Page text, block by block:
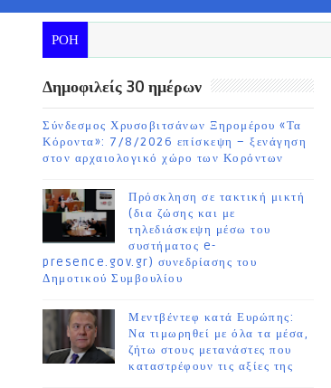
ΡΟΗ
Δημοφιλείς 30 ημέρων
Σύνδεσμος Χρυσοβιτσάνων Ξηρομέρου «Τα
Κόροντα»: 7/8/2026 επίσκεψη – ξενάγηση
στον αρχαιολογικό χώρο των Κορόντων
Πρόσκληση σε τακτική μικτή
(δια ζώσης και με
τηλεδιάσκεψη μέσω του
συστήματος e-
presence.gov.gr) συνεδρίασης του
Δημοτικού Συμβουλίου
Μεντβέντεφ κατά Ευρώπης:
Να τιμωρηθεί με όλα τα μέσα,
ζήτω στους μετανάστες που
καταστρέφουν τις αξίες της